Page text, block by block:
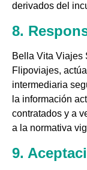
derivados del
8.
Bella Vita Viajes
Flipoviajes,
intermediaria
la información
contratados y a
a la normativa
9.